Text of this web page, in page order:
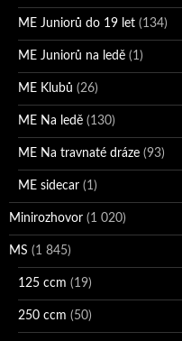
ME Juniorů do 19 let (134)
ME Juniorů na ledě (1)
ME Klubů (26)
ME Na ledě (130)
ME Na travnaté dráze (93)
ME sidecar (1)
Minirozhovor (1 020)
MS (1 845)
125 ccm (19)
250 ccm (50)